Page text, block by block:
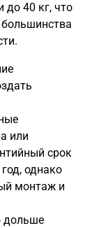
до 40 кг, что
или
срок
однако
монтаж и
дольше